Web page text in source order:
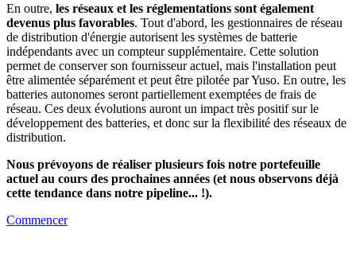
En outre, les réseaux et les réglementations sont également
devenus plus favorables. Tout d'abord, les gestionnaires de réseau
de distribution d'énergie autorisent les systèmes de batterie
indépendants avec un compteur supplémentaire. Cette solution
permet de conserver son fournisseur actuel, mais l'installation peut
être alimentée séparément et peut être pilotée par Yuso. En outre, les
batteries autonomes seront partiellement exemptées de frais de
réseau. Ces deux évolutions auront un impact très positif sur le
développement des batteries, et donc sur la flexibilité des réseaux de
distribution.
Nous prévoyons de réaliser plusieurs fois notre portefeuille
actuel au cours des prochaines années (et nous observons déjà
cette tendance dans notre pipeline... !).
Commencer